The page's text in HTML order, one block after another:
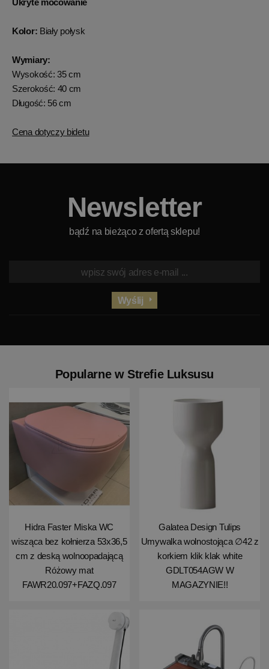
Ukryte mocowanie
Kolor: Biały połysk
Wymiary:
Wysokość: 35 cm
Szerokość: 40 cm
Długość: 56 cm
Cena dotyczy bidetu
Newsletter
bądź na bieżąco z ofertą sklepu!
Wyślij
Popularne w Strefie Luksusu
Hidra Faster Miska WC
wisząca bez kołnierza 53x36,5
cm z deską wolnoopadającą
Różowy mat
FAWR20.097+FAZQ.097
Galatea Design Tulips
Umywalka wolnostojąca ∅42 z
korkiem klik klak white
GDLT054AGW W
MAGAZYNIE!!